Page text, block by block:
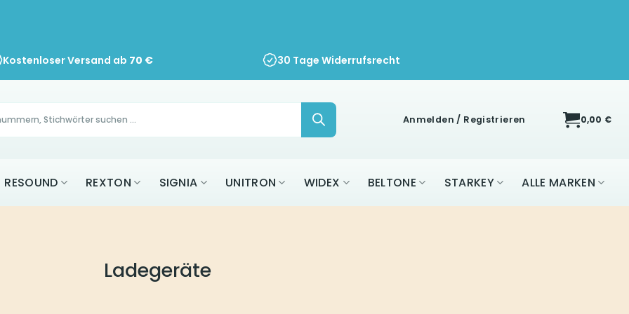
Kostenloser Versand ab 70 € 30 Tage Widerrufsrecht
Anmelden / Registrieren 0,00 €
RESOUND REXTON SIGNIA UNITRON WIDEX BELTONE STARKEY ALLE MARKEN
Ladegeräte